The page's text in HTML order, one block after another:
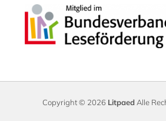
Copyright © 2026 Litpaed Alle